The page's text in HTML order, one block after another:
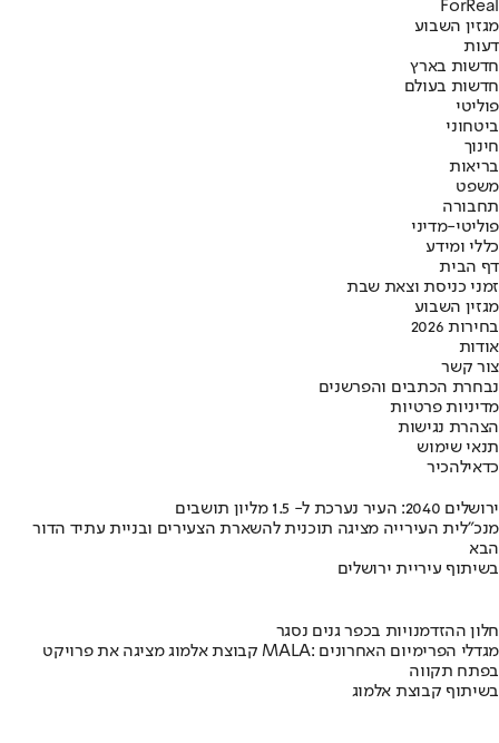
ForReal
מגזין השבוע
דעות
חדשות בארץ
חדשות בעולם
פוליטי
ביטחוני
חינוך
בריאות
משפט
תחבורה
פוליטי-מדיני
כללי ומידע
דף הבית
זמני כניסת וצאת שבת
מגזין השבוע
בחירות 2026
אודות
צור קשר
נבחרת הכתבים והפרשנים
מדיניות פרטיות
הצהרת נגישות
תנאי שימוש
כדאילהכיר
ירושלים 2040: העיר נערכת ל- 1.5 מליון תושבים
מנכ"לית העירייה מציגה תוכנית להשארת הצעירים ובניית עתיד הדור
הבא
בשיתוף עיריית ירושלים
חלון ההזדמנויות בכפר גנים נסגר
קבוצת אלמוג מציגה את פרויקט MALA: מגדלי הפרימיום האחרונים
בפתח תקווה
בשיתוף קבוצת אלמוג